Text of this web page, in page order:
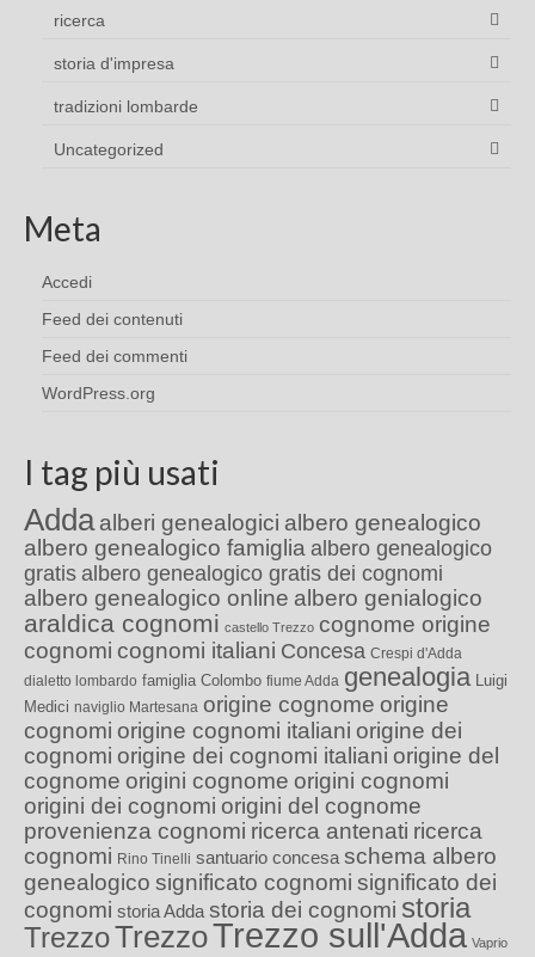
ricerca
storia d'impresa
tradizioni lombarde
Uncategorized
Meta
Accedi
Feed dei contenuti
Feed dei commenti
WordPress.org
I tag più usati
Adda alberi genealogici albero genealogico
albero genealogico famiglia albero genealogico
gratis albero genealogico gratis dei cognomi
albero genealogico online albero genialogico
araldica cognomi castello Trezzo cognome origine
cognomi cognomi italiani Concesa Crespi d'Adda
dialetto lombardo famiglia Colombo fiume Adda genealogia Luigi
Medici naviglio Martesana origine cognome origine
cognomi origine cognomi italiani origine dei
cognomi origine dei cognomi italiani origine del
cognome origini cognome origini cognomi
origini dei cognomi origini del cognome
provenienza cognomi ricerca antenati ricerca
cognomi Rino Tinelli santuario concesa schema albero
genealogico significato cognomi significato dei
cognomi storia Adda storia dei cognomi storia
TrezzoTrezzoTrezzo sull'Adda Vaprio